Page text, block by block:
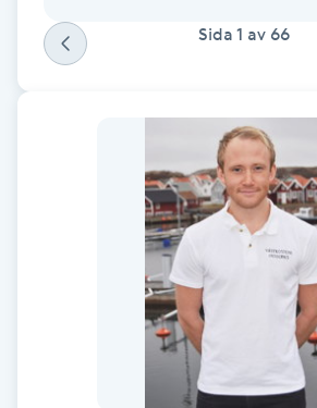
Extensions
Eyeliner-tatuering
Faceliftmassage
Sida 1 av 66